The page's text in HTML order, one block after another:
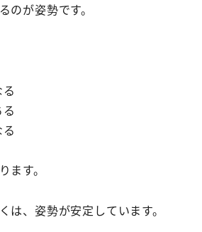
のが姿勢です。
ます。
は、姿勢が安定しています。